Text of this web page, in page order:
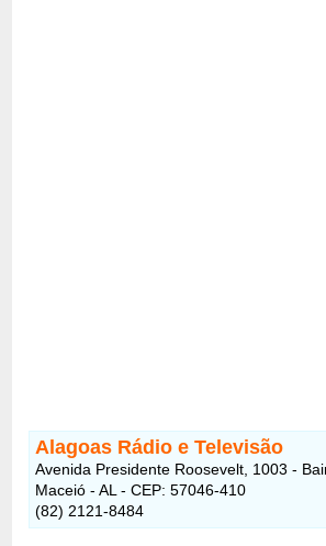
Alagoas Rádio e Televisão
Avenida Presidente Roosevelt, 1003 -
Maceió - AL - CEP: 57046-410
(82) 2121-8484